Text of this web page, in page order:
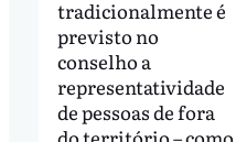
tradicionalmente é
previsto no
conselho a
representatividade
de pessoas de fora